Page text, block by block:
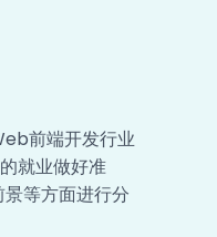
前端开发行业
就业做好准
等方面进行分